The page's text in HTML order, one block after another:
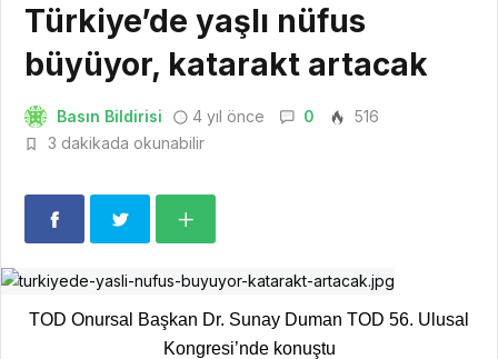
Türkiye’de yaşlı nüfus
büyüyor, katarakt artacak
Basın Bildirisi 4 yıl önce 0
516
3 dakikada okunabilir
TOD Onursal Başkan Dr. Sunay Duman TOD 56. Ulusal
Kongresi’nde konuştu